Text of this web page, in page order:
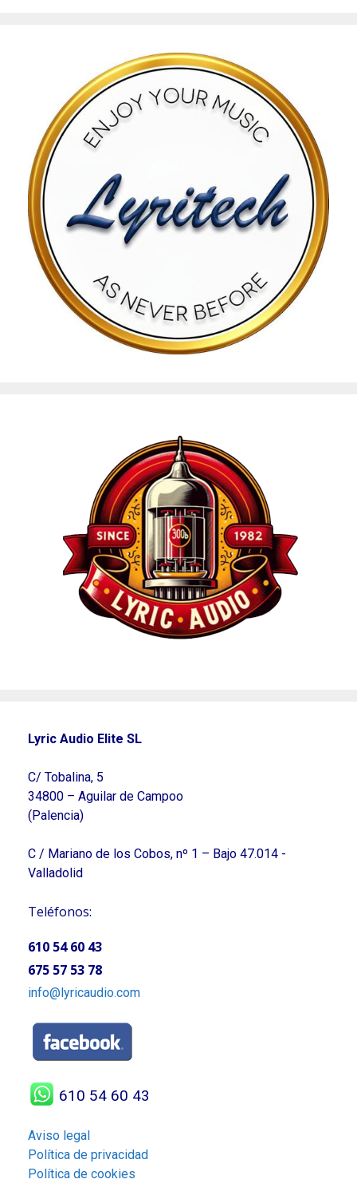
Lyric Audio Elite SL
C/ Tobalina, 5
34800 – Aguilar de Campoo
(Palencia)
C / Mariano de los Cobos, nº 1 – Bajo 47.014 -
Valladolid
Teléfonos:
610 54 60 43
675 57 53 78
info@lyricaudio.com
610 54 60 43
Aviso legal
Política de privacidad
Política de cookies